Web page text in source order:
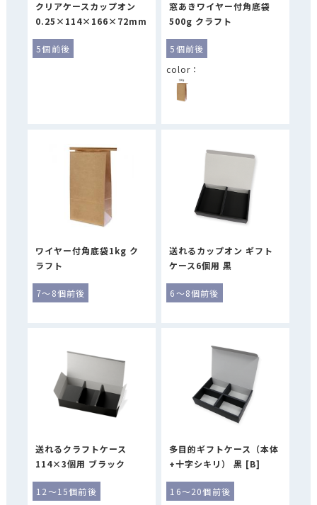
クリアケースカップオン
0.25×114×166×72mm
5個前後
窓あきワイヤー付角底袋
500g クラフト
5個前後
ワイヤー付角底袋1kg ク
ラフト
7～8個前後
送れるカップオン ギフト
ケース6個用 黒
6～8個前後
送れるクラフトケース
114×3個用 ブラック
12～15個前後
多目的ギフトケース（本体
+十字シキリ） 黒 [B]
16～20個前後